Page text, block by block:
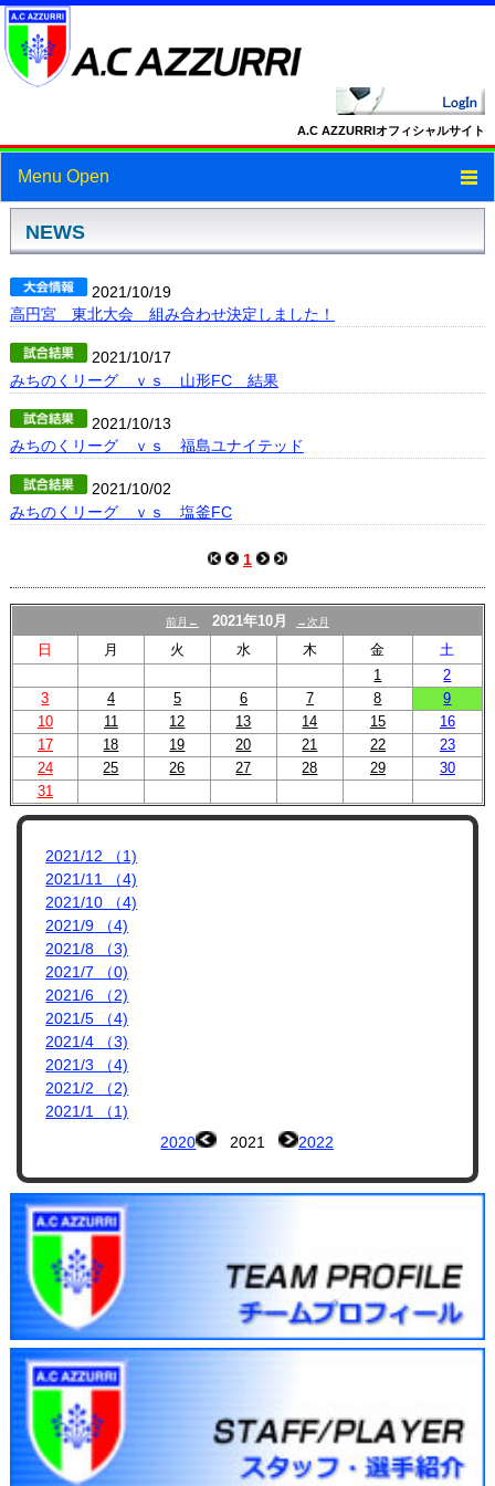
A.C AZZURRIオフィシャルサイト
Menu Open
トップ
スケジュール
スタッフ・選手紹介
フォトギャラリー
ブログ
プロフィール
NEWS
2021/10/19
高円宮 東北大会 組み合わせ決定しました！
2021/10/17
みちのくリーグ ｖｓ 山形FC 結果
2021/10/13
みちのくリーグ ｖｓ 福島ユナイテッド
2021/10/02
みちのくリーグ ｖｓ 塩釜FC
1
前月← 2021年10月 →次月
日 月 火 水 木 金
土
1
2
3
4 5 6 7 8
9
10
11 12 13 14 15
16
17
18 19 20 21 22
23
24
25 26 27 28 29
30
31
2021/12 （1)
2021/11 （4)
2021/10 （4)
2021/9 （4)
2021/8 （3)
2021/7 （0)
2021/6 （2)
2021/5 （4)
2021/4 （3)
2021/3 （4)
2021/2 （2)
2021/1 （1)
2020
2021 2022